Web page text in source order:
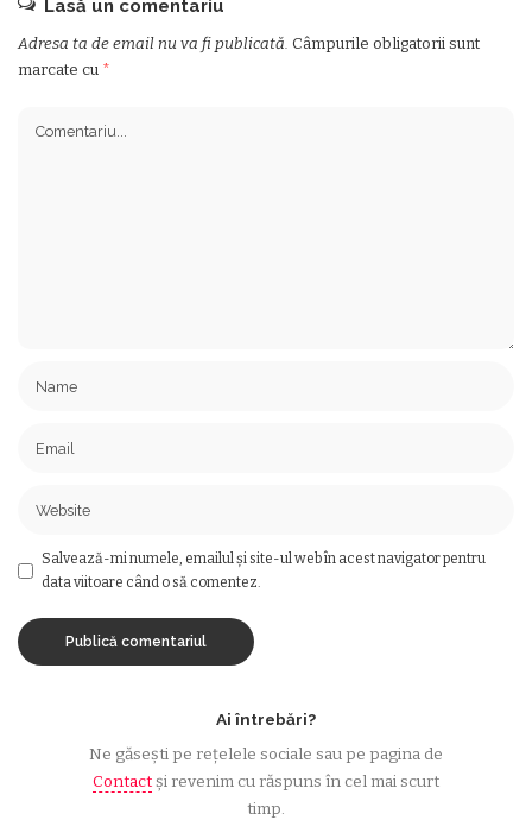
Lasă un comentariu
Adresa ta de email nu va fi publicată. Câmpurile obligatorii sunt
marcate cu *
Salvează-mi numele, emailul și site-ul web în acest navigator pentru
data viitoare când o să comentez.
Ai întrebări?
Ne găsești pe rețelele sociale sau pe pagina de
Contactși revenim cu răspuns în cel mai scurt
timp.